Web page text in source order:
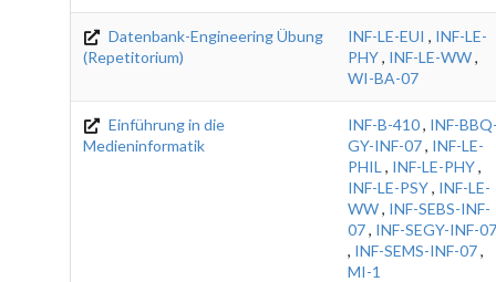
Datenbank-Engineering Übung
(Repetitorium)
INF-LE-EUI , INF-LE-
PHY, INF-LE-WW,
WI-BA-07
Einführung in die
Medieninformatik
INF-B-410, INF-
GY-INF-07, INF-LE-
PHIL , INF-LE-PHY,
INF-LE-PSY, INF-LE-
WW, INF-SEBS-INF-
07, INF-SEGY-INF-07
, INF-SEMS-INF-07,
MI-1